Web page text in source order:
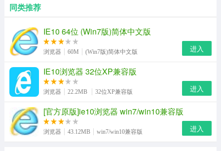
同类推荐
IE10 64位 (Win7版)简体中文版
浏览器 60M (Win7版)简体中文版 进入
IE10浏览器 32位XP兼容版
浏览器 22.2MB 32位XP兼容版 进入
[官方原版]ie10浏览器 win7/win10兼容版
浏览器 43.12MB win7/win10兼容版 进入